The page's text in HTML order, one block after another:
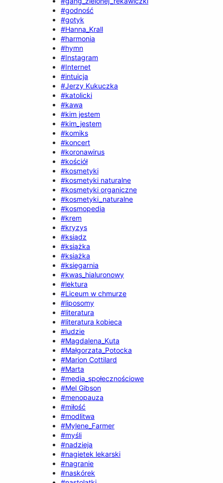
#godność
#gotyk
#Hanna_Krall
#harmonia
#hymn
#Instagram
#Internet
#intuicja
#Jerzy Kukuczka
#katolicki
#kawa
#kim jestem
#kim_jestem
#komiks
#koncert
#koronawirus
#kościół
#kosmetyki
#kosmetyki naturalne
#kosmetyki organiczne
#kosmetyki_naturalne
#kosmopedia
#krem
#kryzys
#ksiądz
#książka
#ksiażka
#księgarnia
#kwas_hialuronowy
#lektura
#Liceum w chmurze
#liposomy
#literatura
#literatura kobieca
#ludzie
#Magdalena_Kuta
#Małgorzata_Potocka
#Marion Cottilard
#Marta
#media_społecznościowe
#Mel Gibson
#menopauza
#miłość
#modlitwa
#Mylene_Farmer
#myśli
#nadzieja
#nagietek lekarski
#nagranie
#naskórek